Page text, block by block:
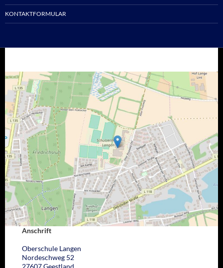
KONTAKTFORMULAR
Anschrift
Oberschule Langen
Nordeschweg 52